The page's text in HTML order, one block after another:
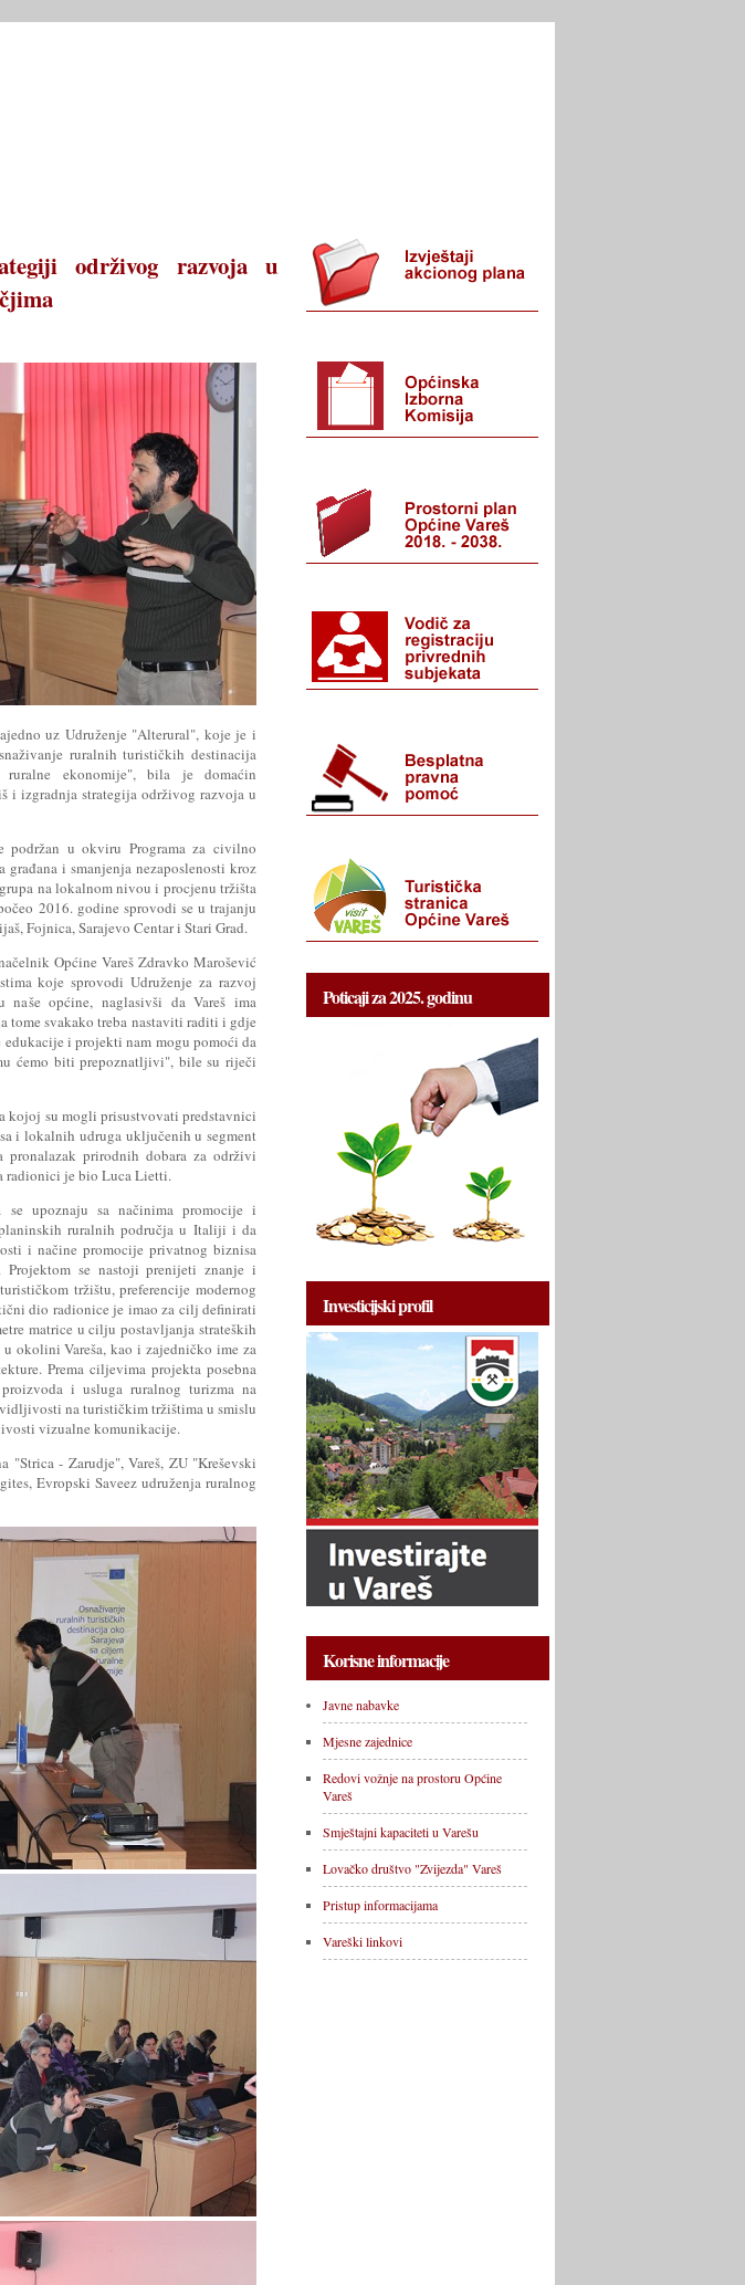
održivog razvoja u
uz Udruženje "Alterural", koje je i
ruralnih turističkih destinacija
ekonomije", bila je domaćin
izgradnja strategija održivog razvoja u
podržan u okviru Programa za civilno
i smanjenja nezaposlenosti kroz
na lokalnom nivou i procjenu tržišta
2016. godine sprovodi se u trajanju
Fojnica, Sarajevo Centar i Stari Grad.
Općine Vareš Zdravko Marošević
koje sprovodi Udruženje za razvoj
općine, naglasivši da Vareš ima
tome svakako treba nastaviti raditi i gdje
i projekti nam mogu pomoći da
ćemo biti prepoznatljivi", bile su riječi
kojoj su mogli prisustvovati predstavnici
i lokalnih udruga uključenih u segment
prirodnih dobara za održivi
radionici je bio Luca Lietti.
upoznaju sa načinima promocije i
ruralnih područja u Italiji i da
i načine promocije privatnog biznisa
se nastoji prenijeti znanje i
tržištu, preferencije modernog
dio radionice je imao za cilj definirati
matrice u cilju postavljanja strateških
okolini Vareša, kao i zajedničko ime za
Prema ciljevima projekta posebna
i usluga ruralnog turizma na
na turističkim tržištima u smislu
vizualne komunikacije.
"Strica - Zarudje", Vareš, ZU "Kreševski
Evropski Saveez udruženja ruralnog
Poticaji za 2025. godinu
Investicijski profil
Korisne informacije
Javne nabavke
Mjesne zajednice
Redovi vožnje na prostoru Općine
Vareš
Smještajni kapaciteti u Varešu
Lovačko društvo "Zvijezda" Vareš
Pristup informacijama
Vareški linkovi